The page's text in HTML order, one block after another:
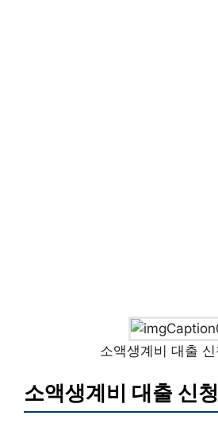
소액생계비 대출 신
소액생계비 대출 신